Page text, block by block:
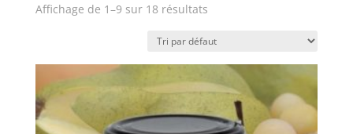
Affichage de 1–9 sur 18 résultats